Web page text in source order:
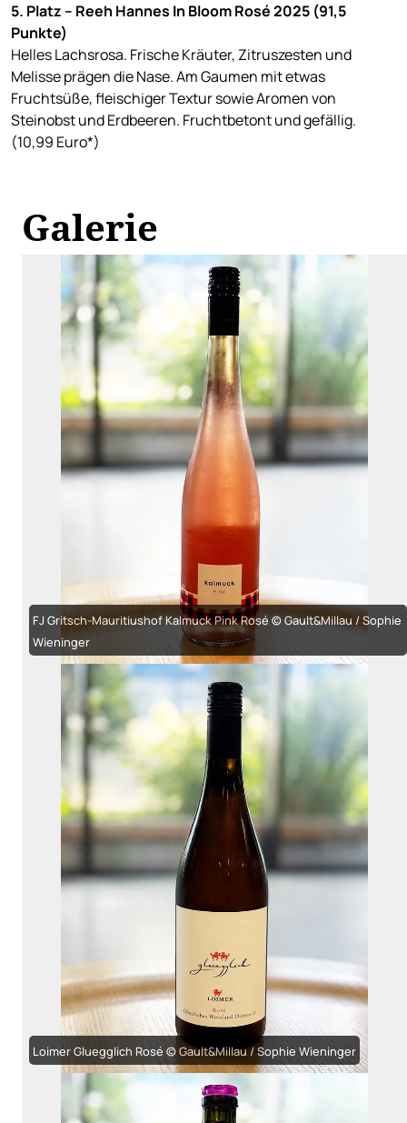
5. Platz – Reeh Hannes In Bloom Rosé 2025 (91,5
Punkte)
Helles Lachsrosa. Frische Kräuter, Zitruszesten und
Melisse prägen die Nase. Am Gaumen mit etwas
Fruchtsüße, fleischiger Textur sowie Aromen von
Steinobst und Erdbeeren. Fruchtbetont und gefällig.
(10,99 Euro*)
Galerie
FJ Gritsch-Mauritiushof Kalmuck Pink Rosé © Gault&Millau / Sophie
Wieninger
Loimer Gluegglich Rosé © Gault&Millau / Sophie Wieninger